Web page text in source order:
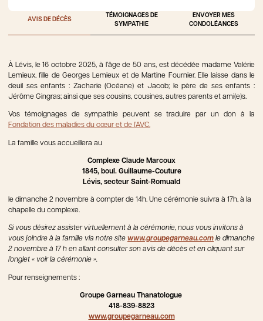
AVIS DE DÉCÈS
TÉMOIGNAGES DE
SYMPATHIE
ENVOYER MES
CONDOLÉANCES
À Lévis, le 16 octobre 2025, à l’âge de 50 ans, est décédée madame Valérie
Lemieux, fille de Georges Lemieux et de Martine Fournier. Elle laisse dans le
deuil ses enfants : Zacharie (Océane) et Jacob; le père de ses enfants :
Jérôme Gingras; ainsi que ses cousins, cousines, autres parents et ami(e)s.
Vos témoignages de sympathie peuvent se traduire par un don à la
Fondation des maladies du cœur et de l’AVC.
La famille vous accueillera au
Complexe Claude Marcoux
1845, boul. Guillaume-Couture
Lévis, secteur Saint-Romuald
le dimanche 2 novembre à compter de 14h. Une cérémonie suivra à 17h, à la
chapelle du complexe.
Si vous désirez assister virtuellement à la cérémonie, nous vous invitons à
vous joindre à la famille via notre site www.groupegarneau.com le dimanche
2 novembre à 17 h en allant consulter son avis de décès et en cliquant sur
l’onglet « voir la cérémonie ».
Pour renseignements :
Groupe Garneau Thanatologue
418-839-8823
www.groupegarneau.com